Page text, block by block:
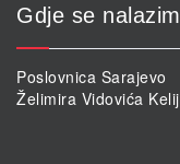
Gdje se
Poslovnica Sarajevo
Želimira Vidovića